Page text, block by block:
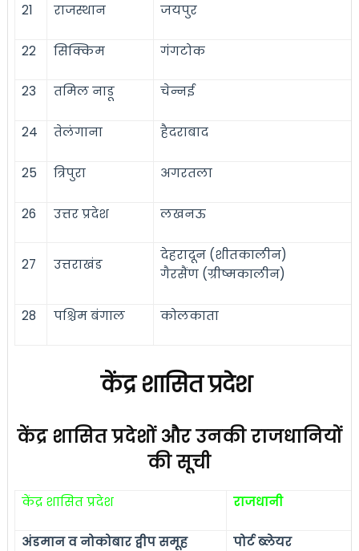
21 राजस्थान जयपुर
22 सिक्किम गंगटोक
23 तमिल नाडू चेन्नई
24 तेलंगाना हैदराबाद
25 त्रिपुरा अगरतला
26 उत्तर प्रदेश लखनऊ
27 उत्तराखंड
देहरादून (शीतकालीन)
गैरसैंण (ग्रीष्मकालीन)
28 पश्चिम बंगाल कोलकाता
केंद्र शासित प्रदेश
केंद्र शासित प्रदेशों और उनकी राजधानियों
की सूची
केंद्र शासित प्रदेश राजधानी
अंडमान व नोकोबार द्वीप समूह पोर्ट ब्लेयर